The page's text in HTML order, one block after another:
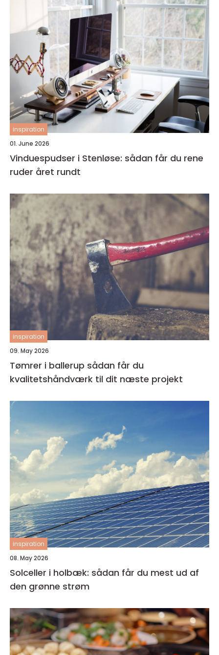
inspiration
01. June 2026
Vinduespudser i Stenløse: sådan får du rene
ruder året rundt
inspiration
09. May 2026
Tømrer i ballerup sådan får du
kvalitetshåndværk til dit næste projekt
inspiration
08. May 2026
Solceller i holbæk: sådan får du mest ud af
den grønne strøm